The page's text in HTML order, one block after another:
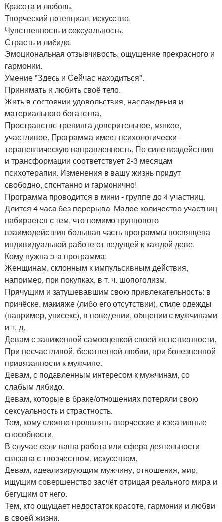
Красота и любовь.
Творческий потенциал, искусство.
Чувственность и сексуальность.
Страсть и либидо.
Эмоциональная отзывчивость, ощущение прекрасного и
гармонии.
Умение "Здесь и Сейчас находиться".
Принимать и любить своё тело.
Жить в состоянии удовольствия, наслаждения и
материального богатства.
Пространство тренинга доверительное, мягкое,
участливое. Программа имеет психологически -
терапевтическую направленность. По силе воздействия
и трансформации соответствует 2-3 месяцам
психотерапии. Изменения в вашу жизнь придут
свободно, спонтанно и гармонично!
Программа проводится в мини - группе до 4 участниц.
Длится 4 часа без перерыва. Малое количество участниц
набирается с тем, что помимо группового
взаимодействия большая часть программы посвящена
индивидуальной работе от ведущей к каждой деве.
Кому нужна эта программа:
Женщинам, склонным к импульсивным действия,
например, при покупках, в т. ч. шопоголизм.
Прячущим и затушевавшим свою привлекательность: в
причёске, макияже (либо его отсутствии), стиле одежды
(например, унисекс), в поведении, общении с мужчинами
и т. д.
Девам с заниженной самооценкой своей женственности.
При несчастливой, безответной любви, при болезненной
привязанности к мужчине.
Девам, с подавленным интересом к мужчинам, со
слабым либидо.
Девам, которые в браке/отношениях потеряли свою
сексуальность и страстность.
Тем, кому сложно проявлять творческие и креативные
способности.
В случае если ваша работа или сфера деятельности
связана с творчеством, искусством.
Девам, идеализирующим мужчину, отношения, мир,
ищущим совершенство засчёт отрицая реального мира и
бегущим от него.
Тем, кто ощущает недостаток красоте, гармонии и любви
в своей жизни.